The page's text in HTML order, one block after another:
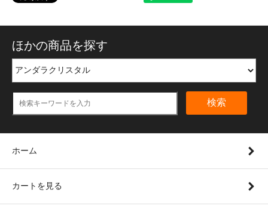
ほかの商品を探す
検索
ホーム
カートを見る